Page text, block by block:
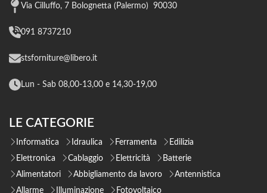
Via Cilluffo, 7 Bolognetta (Palermo) 90030
091 8737210
stsforniture@libero.it
Lun - Sab 08,00-13,00 e 14,30-19,00
LE CATEGORIE
Informatica Idraulica Ferramenta
Edilizia
Elettronica
Cablaggio Elettricità
Batterie
Alimentatori
Abbigliamento da lavoro
Antennistica
Allarme
Illuminazione Fotovoltaico